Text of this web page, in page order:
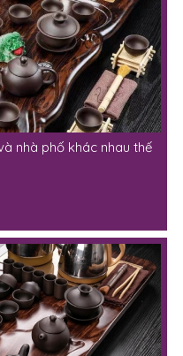
nhà phố khác nhau thế